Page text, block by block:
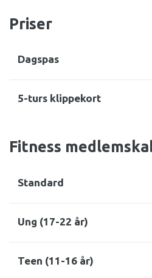
Priser
Dagspas
5-turs klippekort
Fitness
Standard
Ung (17-22 år)
Teen (11-16 år)